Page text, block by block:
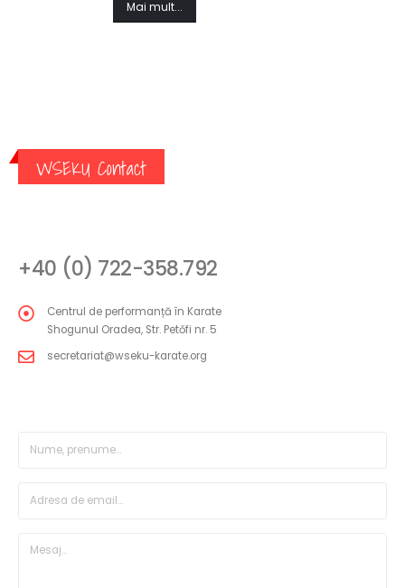
Mai mult...
WSEKU Contact
+40 (0) 722-358.792
Centrul de performanță în Karate
Shogunul Oradea, Str. Petőfi nr. 5
secretariat@wseku-karate.org